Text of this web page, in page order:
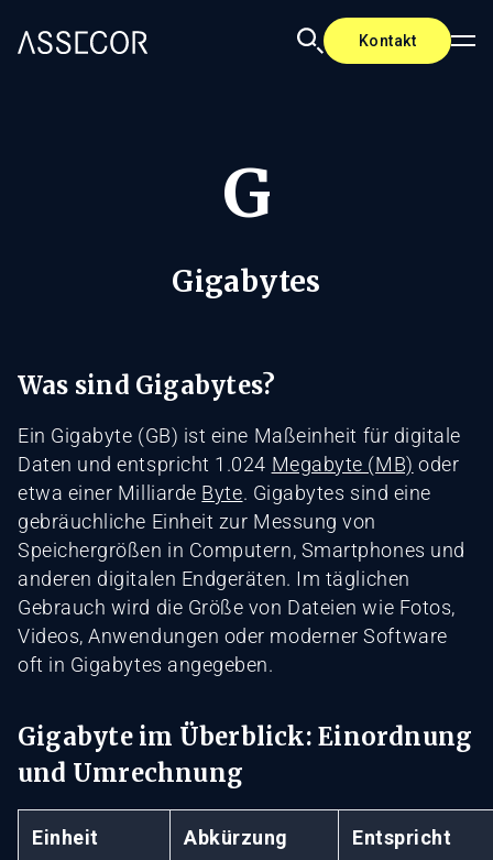
Kontakt
G
Gigabytes
Was sind Gigabytes?
Ein Gigabyte (GB) ist eine Maßeinheit für digitale
Daten und entspricht 1.024 Megabyte (MB) oder
etwa einer Milliarde Byte. Gigabytes sind eine
gebräuchliche Einheit zur Messung von
Speichergrößen in Computern, Smartphones und
anderen digitalen Endgeräten. Im täglichen
Gebrauch wird die Größe von Dateien wie Fotos,
Videos, Anwendungen oder moderner Software
oft in Gigabytes angegeben.
Gigabyte im Überblick: Einordnung
und Umrechnung
Einheit Abkürzung Entspricht